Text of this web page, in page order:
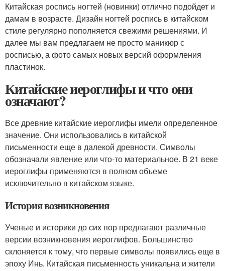
Китайская роспись ногтей (новинки) отлично подойдет и
дамам в возрасте. Дизайн ногтей роспись в китайском
стиле регулярно пополняется свежими решениями. И
далее мы вам предлагаем не просто маникюр с
росписью, а фото самых новых версий оформления
пластинок.
Китайские иероглифы и что они
означают?
Все древние китайские иероглифы имели определенное
значение. Они использовались в китайской
письменности еще в далекой древности. Символы
обозначали явление или что-то материальное. В 21 веке
иероглифы применяются в полном объеме
исключительно в китайском языке.
История возникновения
Ученые и историки до сих пор предлагают различные
версии возникновения иероглифов. Большинство
склоняется к тому, что первые символы появились еще в
эпоху Инь. Китайская письменность уникальна и жители